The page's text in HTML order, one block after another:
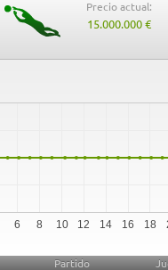
Precio actual:
15.000.000 €
6 8 10 12 14 16 18
Partido